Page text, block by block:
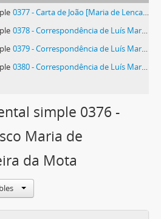
0377 - Carta de João [Maria de Lencastre] Teixeira da Mota
0378 - Correspondência de Luís Maria de Lencastre Teixeira da Mota
0379 - Correspondência de Luís Maria de Lencastre Teixeira da Mota
0380 - Correspondência de Luís Maria de Lencastre Teixeira da Mota
simple 0376 -
Maria de
da Mota